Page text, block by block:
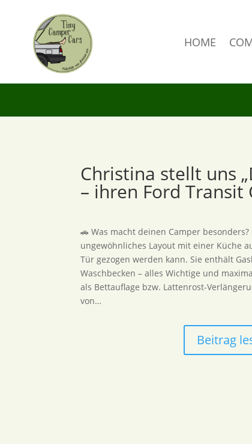
HOME
Christina stellt uns
– ihren Ford Transit
🚗 Was macht deinen Camper
ungewöhnliches Layout mit einer Küche
Tür gezogen werden kann. Sie enthält
Waschbecken – alles Wichtige und
als Bettauflage bzw. Lattenrost-
von…
Beitrag